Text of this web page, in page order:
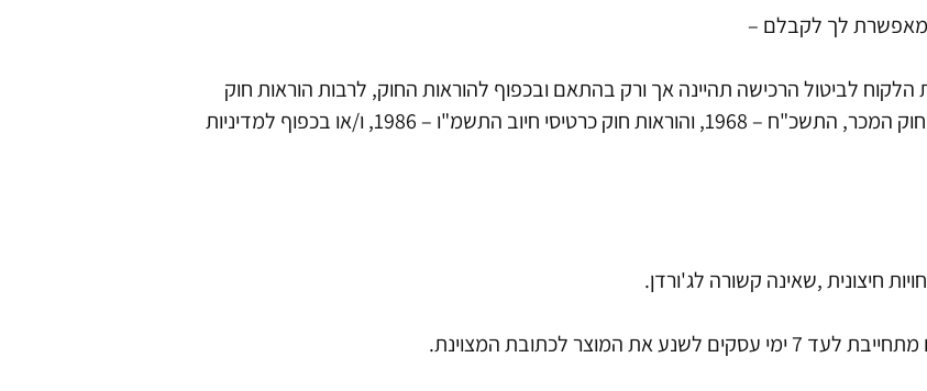
לך לקבלם –
הלקוח לביטול הרכישה תהיינה אך ורק בהתאם ובכפוף להוראות החוק, לרבות הוראות חוק
הגנת הצרכן, התשמ"א – 1981, הוראות חוק המכר, התשכ"ח – 1968, והוראות חוק כרטיסי חיוב התשמ"ו – 1986, ו/או בכפוף למדיניות
חיצונית ,שאינה קשורה לג'ורדן.
המוצר לכתובת המצוינת.